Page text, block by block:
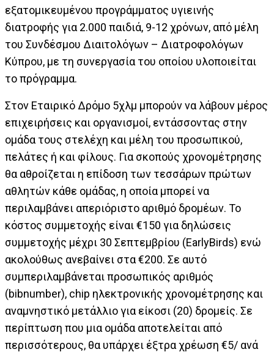
εξατομικευμένου προγράμματος υγιεινής
διατροφής για 2.000 παιδιά, 9-12 χρόνων, από μέλη
του Συνδέσμου Διαιτολόγων – Διατροφολόγων
Κύπρου, με τη συνεργασία του οποίου υλοποιείται
το πρόγραμμα.
Στον Εταιρικό Δρόμο 5χλμ μπορούν να λάβουν μέρος
επιχειρήσεις και οργανισμοί, εντάσσοντας στην
ομάδα τους στελέχη και μέλη του προσωπικού,
πελάτες ή και φίλους. Για σκοπούς χρονομέτρησης
θα αθροίζεται η επίδοση των τεσσάρων πρώτων
αθλητών κάθε ομάδας, η οποία μπορεί να
περιλαμβάνει απεριόριστο αριθμό δρομέων. Το
κόστος συμμετοχής είναι €150 για δηλώσεις
συμμετοχής μέχρι 30 Σεπτεμβρίου (EarlyBirds) ενώ
ακολούθως ανεβαίνει στα €200. Σε αυτό
συμπεριλαμβάνεται προσωπικός αριθμός
(bibnumber), chip ηλεκτρονικής χρονομέτρησης και
αναμνηστικό μετάλλιο για είκοσι (20) δρομείς. Σε
περίπτωση που μια ομάδα αποτελείται από
περισσότερους, θα υπάρχει έξτρα χρέωση €5/ ανά